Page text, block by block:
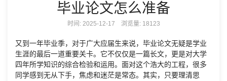
毕业论文怎么准备
时间: 2025-12-17 浏览量: 18123
又到一年毕业季，对于广大应届生来说，毕业论文无疑是学业
生涯的最后一道重要关卡。它不仅仅是一篇长文，更是对大学
四年所学知识的综合检验和运用。面对这个浩大的工程，很多
同学感到无从下手，焦虑和迷茫是常态。其实，只要理清思